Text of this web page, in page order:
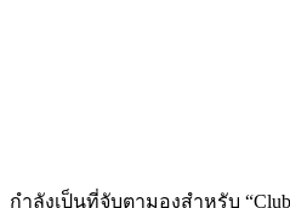
กำลังเป็นที่จับตามองสำหรับ